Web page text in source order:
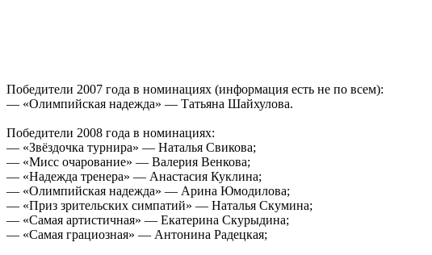
Победители 2007 года в номинациях (информация есть не по всем):
— «Олимпийская надежда» — Татьяна Шайхулова.
Победители 2008 года в номинациях:
— «Звёздочка турнира» — Наталья Свикова;
— «Мисс очарование» — Валерия Венкова;
— «Надежда тренера» — Анастасия Куклина;
— «Олимпийская надежда» — Арина Юмодилова;
— «Приз зрительских симпатий» — Наталья Скумина;
— «Самая артистичная» — Екатерина Скурыдина;
— «Самая грациозная» — Антонина Радецкая;